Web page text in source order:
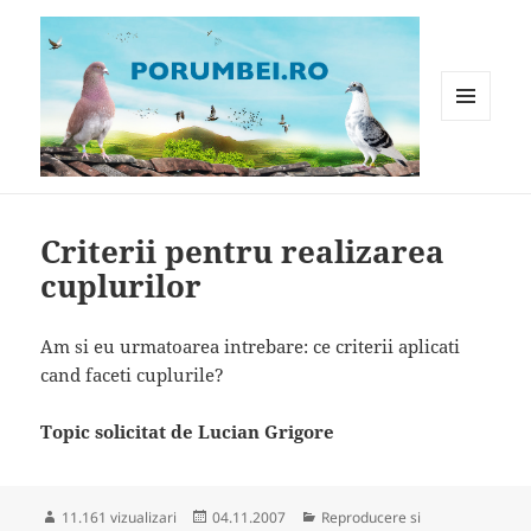
Criterii pentru realizarea
cuplurilor
Am si eu urmatoarea intrebare: ce criterii aplicati
cand faceti cuplurile?
Topic solicitat de Lucian Grigore
11.161 vizualizari
Publicat
04.11.2007 Categorii
Reproducere si